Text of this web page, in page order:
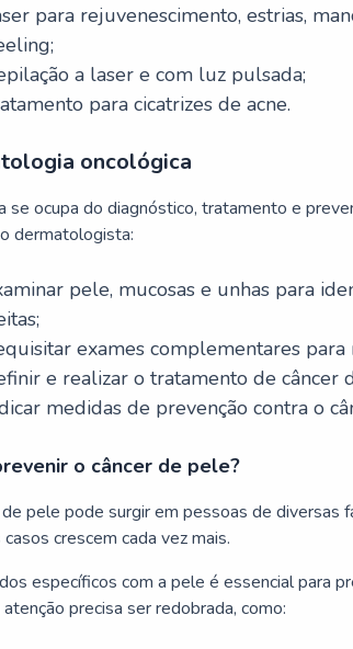
para rejuvenescimento, estrias,
a laser e com luz pulsada;
para cicatrizes de acne.
oncológica
se ocupa do diagnóstico, tratamento e
dermatologista:
pele, mucosas e unhas para
exames complementares
e realizar o tratamento de câncer
medidas de prevenção contra o
o câncer de pele?
pele pode surgir em pessoas de diversas
crescem cada vez mais.
específicos com a pele é essencial para
precisa ser redobrada, como: